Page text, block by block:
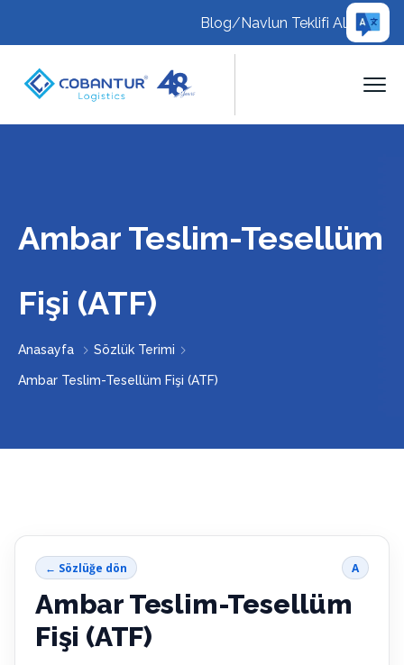
Blog/Navlun Teklifi Al
Ambar Teslim-Tesellüm
Fişi (ATF)
Anasayfa Sözlük Terimi
Ambar Teslim-Tesellüm Fişi (ATF)
← Sözlüğe dön A
Ambar Teslim-Tesellüm
Fişi (ATF)